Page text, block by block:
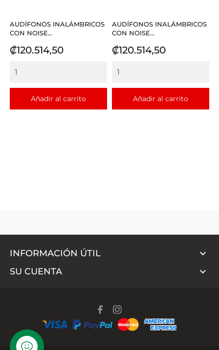
AUDÍFONOS INALÁMBRICOS
CON NOISE...
Precio
₡120.514,50
Añadir al carrito
AUDÍFONOS INALÁMBRICOS
CON NOISE...
Precio
₡120.514,50
Añadir al carrito
INFORMACIÓN ÚTIL 
SU CUENTA 